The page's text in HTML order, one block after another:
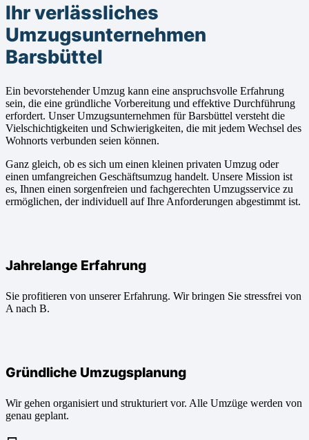
Ihr verlässliches
Umzugsunternehmen
Barsbüttel
Ein bevorstehender Umzug kann eine anspruchsvolle Erfahrung
sein, die eine gründliche Vorbereitung und effektive Durchführung
erfordert. Unser Umzugsunternehmen für Barsbüttel versteht die
Vielschichtigkeiten und Schwierigkeiten, die mit jedem Wechsel des
Wohnorts verbunden seien können.
Ganz gleich, ob es sich um einen kleinen privaten Umzug oder
einen umfangreichen Geschäftsumzug handelt. Unsere Mission ist
es, Ihnen einen sorgenfreien und fachgerechten Umzugsservice zu
ermöglichen, der individuell auf Ihre Anforderungen abgestimmt ist.
Jahrelange Erfahrung
Sie profitieren von unserer Erfahrung. Wir bringen Sie stressfrei von
A nach B.
Gründliche Umzugsplanung
Wir gehen organisiert und strukturiert vor. Alle Umzüge werden von
genau geplant.